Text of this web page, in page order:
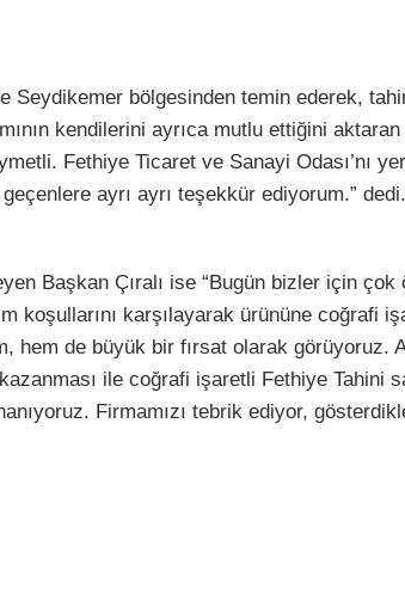
bölgesinden temin ederek,
kendilerini ayrıca mutlu ettiğini
Fethiye Ticaret ve Sanayi Odası’nı
ayrı ayrı teşekkür ediyorum.” dedi.
Başkan Çıralı ise “Bugün bizler için çok
koşullarını karşılayarak ürününe coğrafi
hem de büyük bir fırsat olarak
ile coğrafi işaretli Fethiye Tahini
Firmamızı tebrik ediyor,